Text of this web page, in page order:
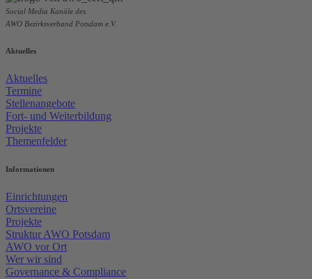
Social Media Kanäle des
AWO Bezirksverband Potsdam e.V.
Aktuelles
Aktuelles
Termine
Stellenangebote
Fort- und Weiterbildung
Projekte
Themenfelder
Informationen
Einrichtungen
Ortsvereine
Projekte
Struktur AWO Potsdam
AWO vor Ort
Wer wir sind
Governance & Compliance